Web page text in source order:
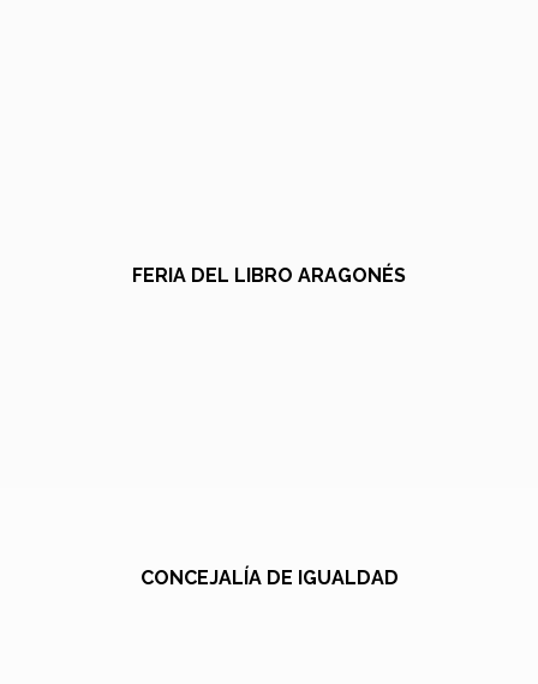
FERIA DEL LIBRO ARAGONÉS
CONCEJALÍA DE IGUALDAD